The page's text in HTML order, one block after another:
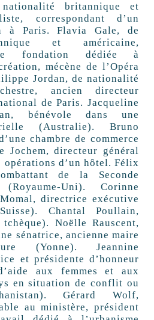
britannique et
correspondant d’un
à Paris. Flavia Gale, de
et américaine,
fondation dédiée à
mécène de l’Opéra
Jordan, de nationalité
ancien directeur
de Paris. Jacqueline
bénévole dans une
(Australie). Bruno
chambre de commerce
Jochem, directeur général
opérations d’un hôtel. Félix
de la Seconde
Uni). Corinne
directrice exécutive
Chantal Poullain,
Noëlle Rauscent,
sénatrice, ancienne maire
(Yonne). Jeannine
et présidente d’honneur
aux femmes et aux
en situation de conflit ou
Gérard Wolf,
au ministère, président